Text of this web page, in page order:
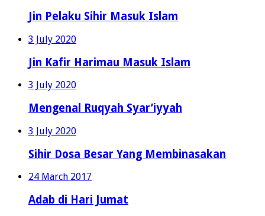
Jin Pelaku Sihir Masuk Islam
3 July 2020
Jin Kafir Harimau Masuk Islam
3 July 2020
Mengenal Ruqyah Syar’iyyah
3 July 2020
Sihir Dosa Besar Yang Membinasakan
24 March 2017
Adab di Hari Jumat